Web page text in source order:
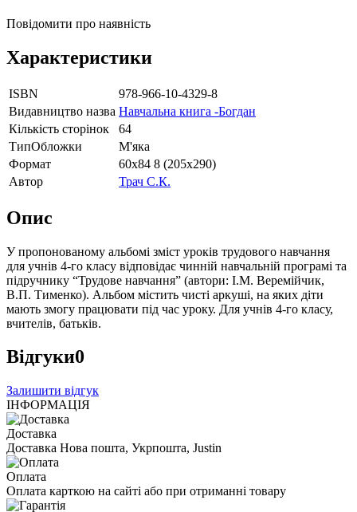
Повідомити про наявність
Характеристики
ISBN
978-966-10-4329-8
Видавництво назва Навчальна книга -Богдан
Кількість сторінок
64
ТипОбложки
М'яка
Формат
60х84 8 (205х290)
Автор
Трач С.К.
Опис
У пропонованому альбомі зміст уроків трудового навчання
для учнів 4-го класу відповідає чинній навчальній програмі та
підручнику “Трудове навчання” (автори: І.М. Веремійчик,
В.П. Тименко). Альбом містить чисті аркуші, на яких діти
мають змогу працювати під час уроку. Для учнів 4-го класу,
вчителів, батьків.
Відгуки0
Залишити відгук
ІНФОРМАЦІЯ
Доставка
Доставка Нова пошта, Укрпошта, Justin
Оплата
Оплата карткою на сайті або при отриманні товару